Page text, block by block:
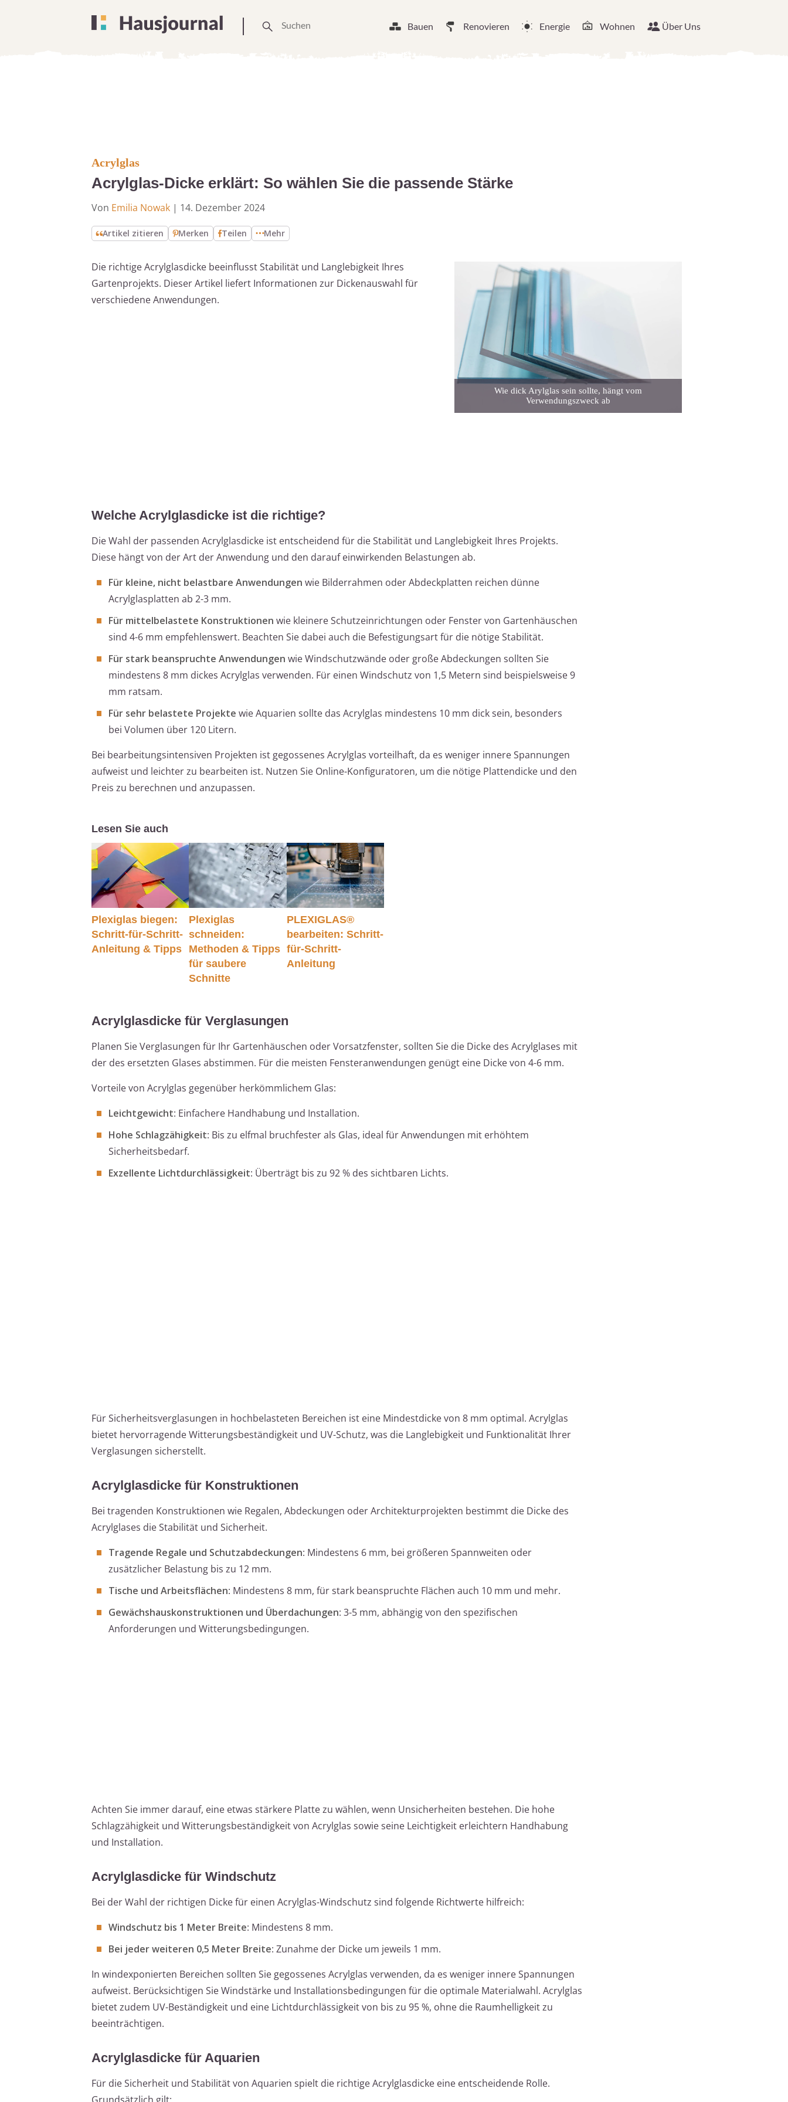
Bauen Renovieren Energie Wohnen Über Uns
Acrylglas
Acrylglas-Dicke erklärt: So wählen Sie die passende Stärke
Von Emilia Nowak | 14. Dezember 2024
Artikel zitieren Merken Teilen Mehr
Die richtige Acrylglasdicke beeinflusst Stabilität und Langlebigkeit Ihres
Gartenprojekts. Dieser Artikel liefert Informationen zur Dickenauswahl für
verschiedene Anwendungen.
Wie dick Arylglas sein sollte, hängt vom
Verwendungszweck ab
Welche Acrylglasdicke ist die richtige?
Die Wahl der passenden Acrylglasdicke ist entscheidend für die Stabilität und Langlebigkeit Ihres Projekts.
Diese hängt von der Art der Anwendung und den darauf einwirkenden Belastungen ab.
Für kleine, nicht belastbare Anwendungen wie Bilderrahmen oder Abdeckplatten reichen dünne
Acrylglasplatten ab 2-3 mm.
Für mittelbelastete Konstruktionen wie kleinere Schutzeinrichtungen oder Fenster von Gartenhäuschen
sind 4-6 mm empfehlenswert. Beachten Sie dabei auch die Befestigungsart für die nötige Stabilität.
Für stark beanspruchte Anwendungen wie Windschutzwände oder große Abdeckungen sollten Sie
mindestens 8 mm dickes Acrylglas verwenden. Für einen Windschutz von 1,5 Metern sind beispielsweise 9
mm ratsam.
Für sehr belastete Projekte wie Aquarien sollte das Acrylglas mindestens 10 mm dick sein, besonders
bei Volumen über 120 Litern.
Bei bearbeitungsintensiven Projekten ist gegossenes Acrylglas vorteilhaft, da es weniger innere Spannungen
aufweist und leichter zu bearbeiten ist. Nutzen Sie Online-Konfiguratoren, um die nötige Plattendicke und den
Preis zu berechnen und anzupassen.
Lesen Sie auch
Plexiglas biegen:
Schritt-für-Schritt-
Anleitung & Tipps
Plexiglas
schneiden:
Methoden & Tipps
für saubere
Schnitte
PLEXIGLAS®
bearbeiten: Schritt-
für-Schritt-
Anleitung
Acrylglasdicke für Verglasungen
Planen Sie Verglasungen für Ihr Gartenhäuschen oder Vorsatzfenster, sollten Sie die Dicke des Acrylglases mit
der des ersetzten Glases abstimmen. Für die meisten Fensteranwendungen genügt eine Dicke von 4-6 mm.
Vorteile von Acrylglas gegenüber herkömmlichem Glas:
Leichtgewicht: Einfachere Handhabung und Installation.
Hohe Schlagzähigkeit: Bis zu elfmal bruchfester als Glas, ideal für Anwendungen mit erhöhtem
Sicherheitsbedarf.
Exzellente Lichtdurchlässigkeit: Überträgt bis zu 92 % des sichtbaren Lichts.
Für Sicherheitsverglasungen in hochbelasteten Bereichen ist eine Mindestdicke von 8 mm optimal. Acrylglas
bietet hervorragende Witterungsbeständigkeit und UV-Schutz, was die Langlebigkeit und Funktionalität Ihrer
Verglasungen sicherstellt.
Acrylglasdicke für Konstruktionen
Bei tragenden Konstruktionen wie Regalen, Abdeckungen oder Architekturprojekten bestimmt die Dicke des
Acrylglases die Stabilität und Sicherheit.
Tragende Regale und Schutzabdeckungen: Mindestens 6 mm, bei größeren Spannweiten oder
zusätzlicher Belastung bis zu 12 mm.
Tische und Arbeitsflächen: Mindestens 8 mm, für stark beanspruchte Flächen auch 10 mm und mehr.
Gewächshauskonstruktionen und Überdachungen: 3-5 mm, abhängig von den spezifischen
Anforderungen und Witterungsbedingungen.
Achten Sie immer darauf, eine etwas stärkere Platte zu wählen, wenn Unsicherheiten bestehen. Die hohe
Schlagzähigkeit und Witterungsbeständigkeit von Acrylglas sowie seine Leichtigkeit erleichtern Handhabung
und Installation.
Acrylglasdicke für Windschutz
Bei der Wahl der richtigen Dicke für einen Acrylglas-Windschutz sind folgende Richtwerte hilfreich:
Windschutz bis 1 Meter Breite: Mindestens 8 mm.
Bei jeder weiteren 0,5 Meter Breite: Zunahme der Dicke um jeweils 1 mm.
In windexponierten Bereichen sollten Sie gegossenes Acrylglas verwenden, da es weniger innere Spannungen
aufweist. Berücksichtigen Sie Windstärke und Installationsbedingungen für die optimale Materialwahl. Acrylglas
bietet zudem UV-Beständigkeit und eine Lichtdurchlässigkeit von bis zu 95 %, ohne die Raumhelligkeit zu
beeinträchtigen.
Acrylglasdicke für Aquarien
Für die Sicherheit und Stabilität von Aquarien spielt die richtige Acrylglasdicke eine entscheidende Rolle.